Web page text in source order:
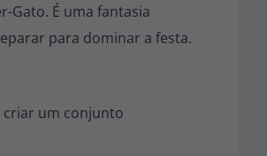
Gato. É uma fantasia
para dominar a festa.
criar um conjunto